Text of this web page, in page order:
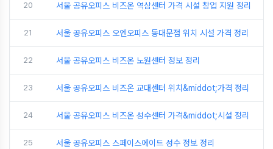
20 서울 공유오피스 비즈온 역삼센터 가격 시설 창업 지원 정리
21 서울 공유오피스 오엔오피스 동대문점 위치 시설 가격 정리
22 서울 공유오피스 비즈온 노원센터 정보 정리
23 서울 공유오피스 비즈온 교대센터 위치&middot;가격 정리
24 서울 공유오피스 비즈온 성수센터 가격&middot;시설 정리
25 서울 공유오피스 스페이스에이드 성수 정보 정리